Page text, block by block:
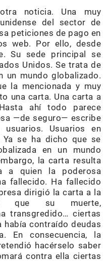
noticia. Una muy
del sector de
peticiones de pago en
web. Por ello, desde
Su sede principal se
Unidos. Se trata de
un mundo globalizado.
la mencionada y muy
una carta. Una carta a
ahí todo parece
—de seguro— escribe
Usuarios en
Ya se ha dicho que se
en un mundo
la carta resulta
a quien la poderosa
fallecido. Ha fallecido
dirigió la carta a la
que su muerte,
transgredido… ciertas
había contraído deudas
En consecuencia, la
hacérselo saber
contra ella ciertas